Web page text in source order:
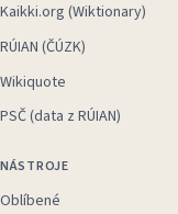
Kaikki.org (Wiktionary)
RÚIAN (ČÚZK)
Wikiquote
PSČ (data z RÚIAN)
NÁSTROJE
Oblíbené